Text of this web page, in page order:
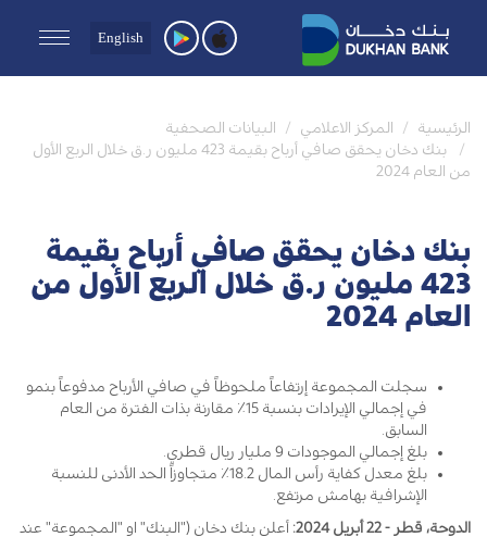
English
الرئيسية المركز الاعلامي
البيانات الصحفية
بنك دخان يحقق صافي أرباح بقيمة 423 مليون ر.ق خلال الربع الأول
من العام 2024
بنك دخان يحقق صافي أرباح بقيمة
423 مليون ر.ق خلال الربع الأول من
العام 2024
سجلت المجموعة إرتفاعاً ملحوظاً في صافي الأرباح مدفوعاً بنمو
في إجمالي الإيرادات بنسبة 15٪ مقارنة بذات الفترة من العام
السابق.
بلغ إجمالي الموجودات 9 مليار ريال قطري.
بلغ معدل كفاية رأس المال 18.2٪ متجاوزاً الحد الأدنى للنسبة
الإشرافية بهامش مرتفع.
الدوحة، قطر - 22 أبريل 2024:
أعلن بنك دخان ("البنك" او "المجموعة" عند